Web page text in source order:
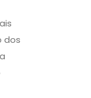
dos